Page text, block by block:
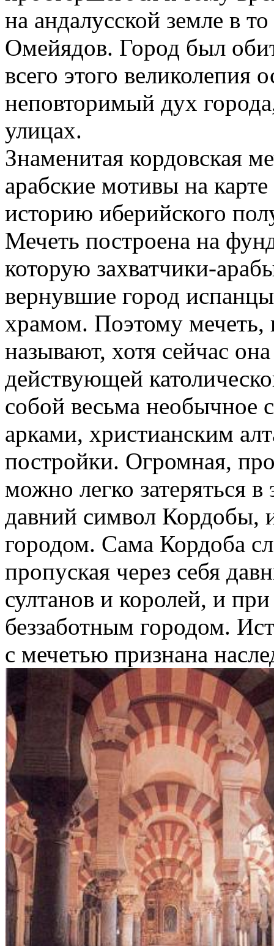
на андалусской земле в
Омейядов. Город был
всего этого великолепия
неповторимый дух
улицах.
Знаменитая кордовская
арабские мотивы на
историю иберийского
Мечеть построена на
которую захватчики-
вернувшие город
храмом. Поэтому мечеть,
называют, хотя сейчас
действующей
собой весьма необычное
арками, христианским
постройки. Огромная,
можно легко затеряться
давний символ Кордобы,
городом. Сама Кордоба
пропуская через себя
султанов и королей, и
беззаботным городом.
с мечетью признана